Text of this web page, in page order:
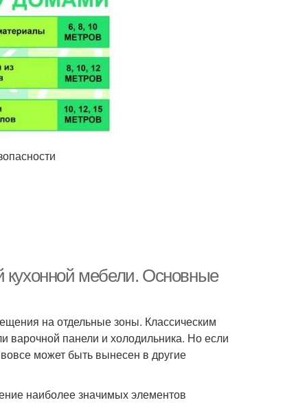
кухонной мебели. Основные
на отдельные зоны. Классическим
варочной панели и холодильника. Но если
может быть вынесен в другие
наиболее значимых элементов